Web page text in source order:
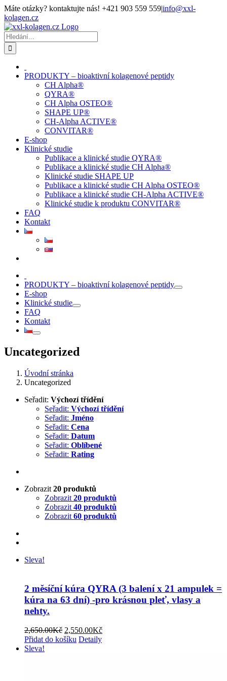
Přeskočit
na
obsah
Máte otázky? kontaktujte nás! +421 903 559 559|info@xxl-
kolagen.cz
Facebook
Hledat:
PRODUKTY – bioaktivní kolagenové peptidy
CH Alpha®
QYRA®
CH Alpha OSTEO®
SHAPE UP®
CH-Alpha ACTIVE®
CONVITAR®
E-shop
Klinické studie
Publikace a klinické studie QYRA®
Publikace a klinické studie CH Alpha®
Klinické studie SHAPE UP
Publikace a klinické studie CH Alpha OSTEO®
Publikace a klinické studie CH-Alpha ACTIVE®
Klinické studie k produktu CONVITAR®
FAQ
Kontakt
PRODUKTY – bioaktivní kolagenové peptidy
E-shop
Klinické studie
FAQ
Kontakt
Uncategorized
Úvodní stránka
Uncategorized
Seřadit: Výchozí třídění
Seřadit: Výchozí třídění
Seřadit: Jméno
Seřadit: Cena
Seřadit: Datum
Seřadit: Oblíbené
Seřadit: Rating
Zobrazit 20 produktů
Zobrazit 20 produktů
Zobrazit 40 produktů
Zobrazit 60 produktů
Sleva!
2 měsíční kúra QYRA (3 balení x 21 ampulek =
kúra na 63 dní) -pro krásnou pleť, vlasy a
nehty.
2,650.00Kč Původní
cena
2,550.00KčAktuální
Přidat do košíku Detaily
Sleva!